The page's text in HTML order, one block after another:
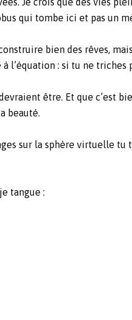
qui tombe ici et pas un
bien des rêves,
l’équation : si tu ne
être. Et que c’est
beauté.
sur la sphère virtuelle
tangue :